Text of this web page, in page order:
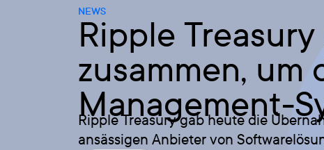
NEWS
Ripple
zusammen, um
Management-
Ripple Treasury gab heute die
ansässigen Anbieter von